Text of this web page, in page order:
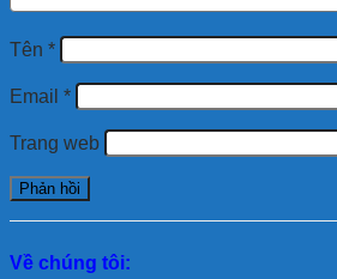
Tên *
Email *
Trang web
Về chúng tôi: